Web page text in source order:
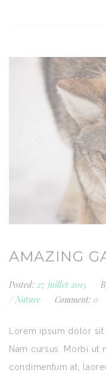
AMAZING
Posted: 27 juillet 2015
/ Nature Comment: 0
Lorem ipsum dolor
Nam cursus. Morbi ut
condimentum at,